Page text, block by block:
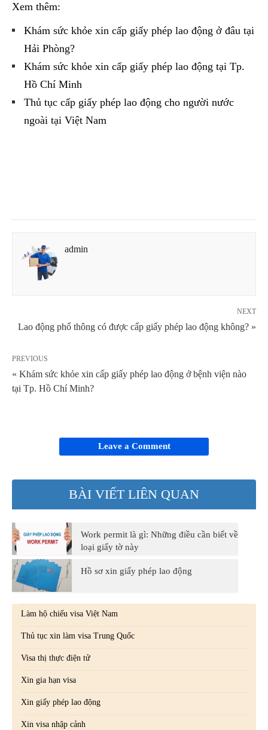
Xem thêm:
Khám sức khỏe xin cấp giấy phép lao động ở đâu tại
Hải Phòng?
Khám sức khỏe xin cấp giấy phép lao động tại Tp.
Hồ Chí Minh
Thủ tục cấp giấy phép lao động cho người nước
ngoài tại Việt Nam
admin
NEXT
Lao động phổ thông có được cấp giấy phép lao động không? »
PREVIOUS
« Khám sức khỏe xin cấp giấy phép lao động ở bệnh viện nào
tại Tp. Hồ Chí Minh?
Leave a Comment
BÀI VIẾT LIÊN QUAN
Work permit là gì: Những điều cần biết về
loại giấy tờ này
Hồ sơ xin giấy phép lao động
Làm hộ chiếu visa Việt Nam
Thủ tục xin làm visa Trung Quốc
Visa thị thực điện tử
Xin gia hạn visa
Xin giấy phép lao động
Xin visa nhập cảnh